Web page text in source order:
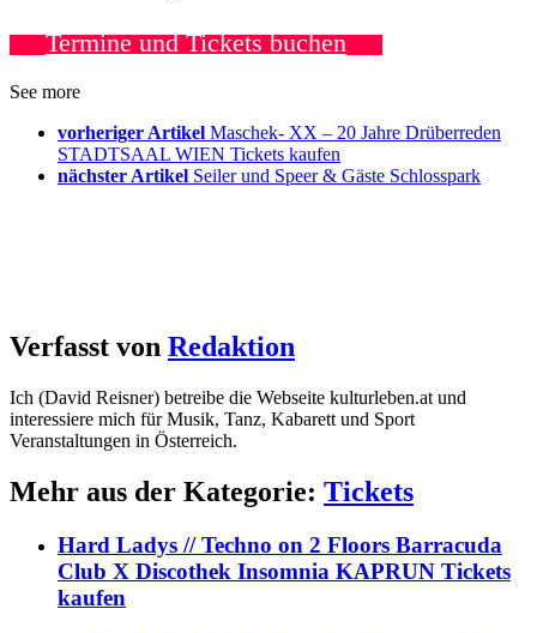
Termine und Tickets buchen
See more
vorheriger Artikel Maschek- XX – 20 Jahre Drüberreden
STADTSAAL WIEN Tickets kaufen
nächster Artikel Seiler und Speer & Gäste Schlosspark
Verfasst von Redaktion
Ich (David Reisner) betreibe die Webseite kulturleben.at und
interessiere mich für Musik, Tanz, Kabarett und Sport
Veranstaltungen in Österreich.
Mehr aus der Kategorie: Tickets
Hard Ladys // Techno on 2 Floors Barracuda
Club X Discothek Insomnia KAPRUN Tickets
kaufen